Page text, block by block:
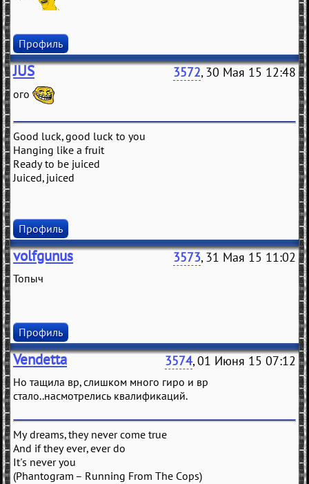
Профиль
JUS 3572, 30 Мая 15 12:48
ого
Good luck, good luck to you
Hanging like a fruit
Ready to be juiced
Juiced, juiced
Профиль
volfgunus 3573, 31 Мая 15 11:02
Топыч
Профиль
Vendetta 3574, 01 Июня 15 07:12
Но тащила вр, слишком много гиро и вр
стало..насмотрелись квалификаций.
My dreams, they never come true
And if they ever, ever do
It's never you
(Phantogram – Running From The Cops)